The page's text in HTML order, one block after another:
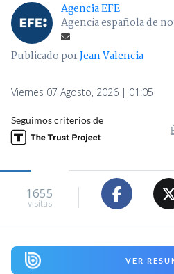
Agencia EFE
Agencia española de
Publicado porJean Valencia
Viernes 07 Agosto, 2026 | 01:05
Seguimos criterios de
1655
visitas
VER